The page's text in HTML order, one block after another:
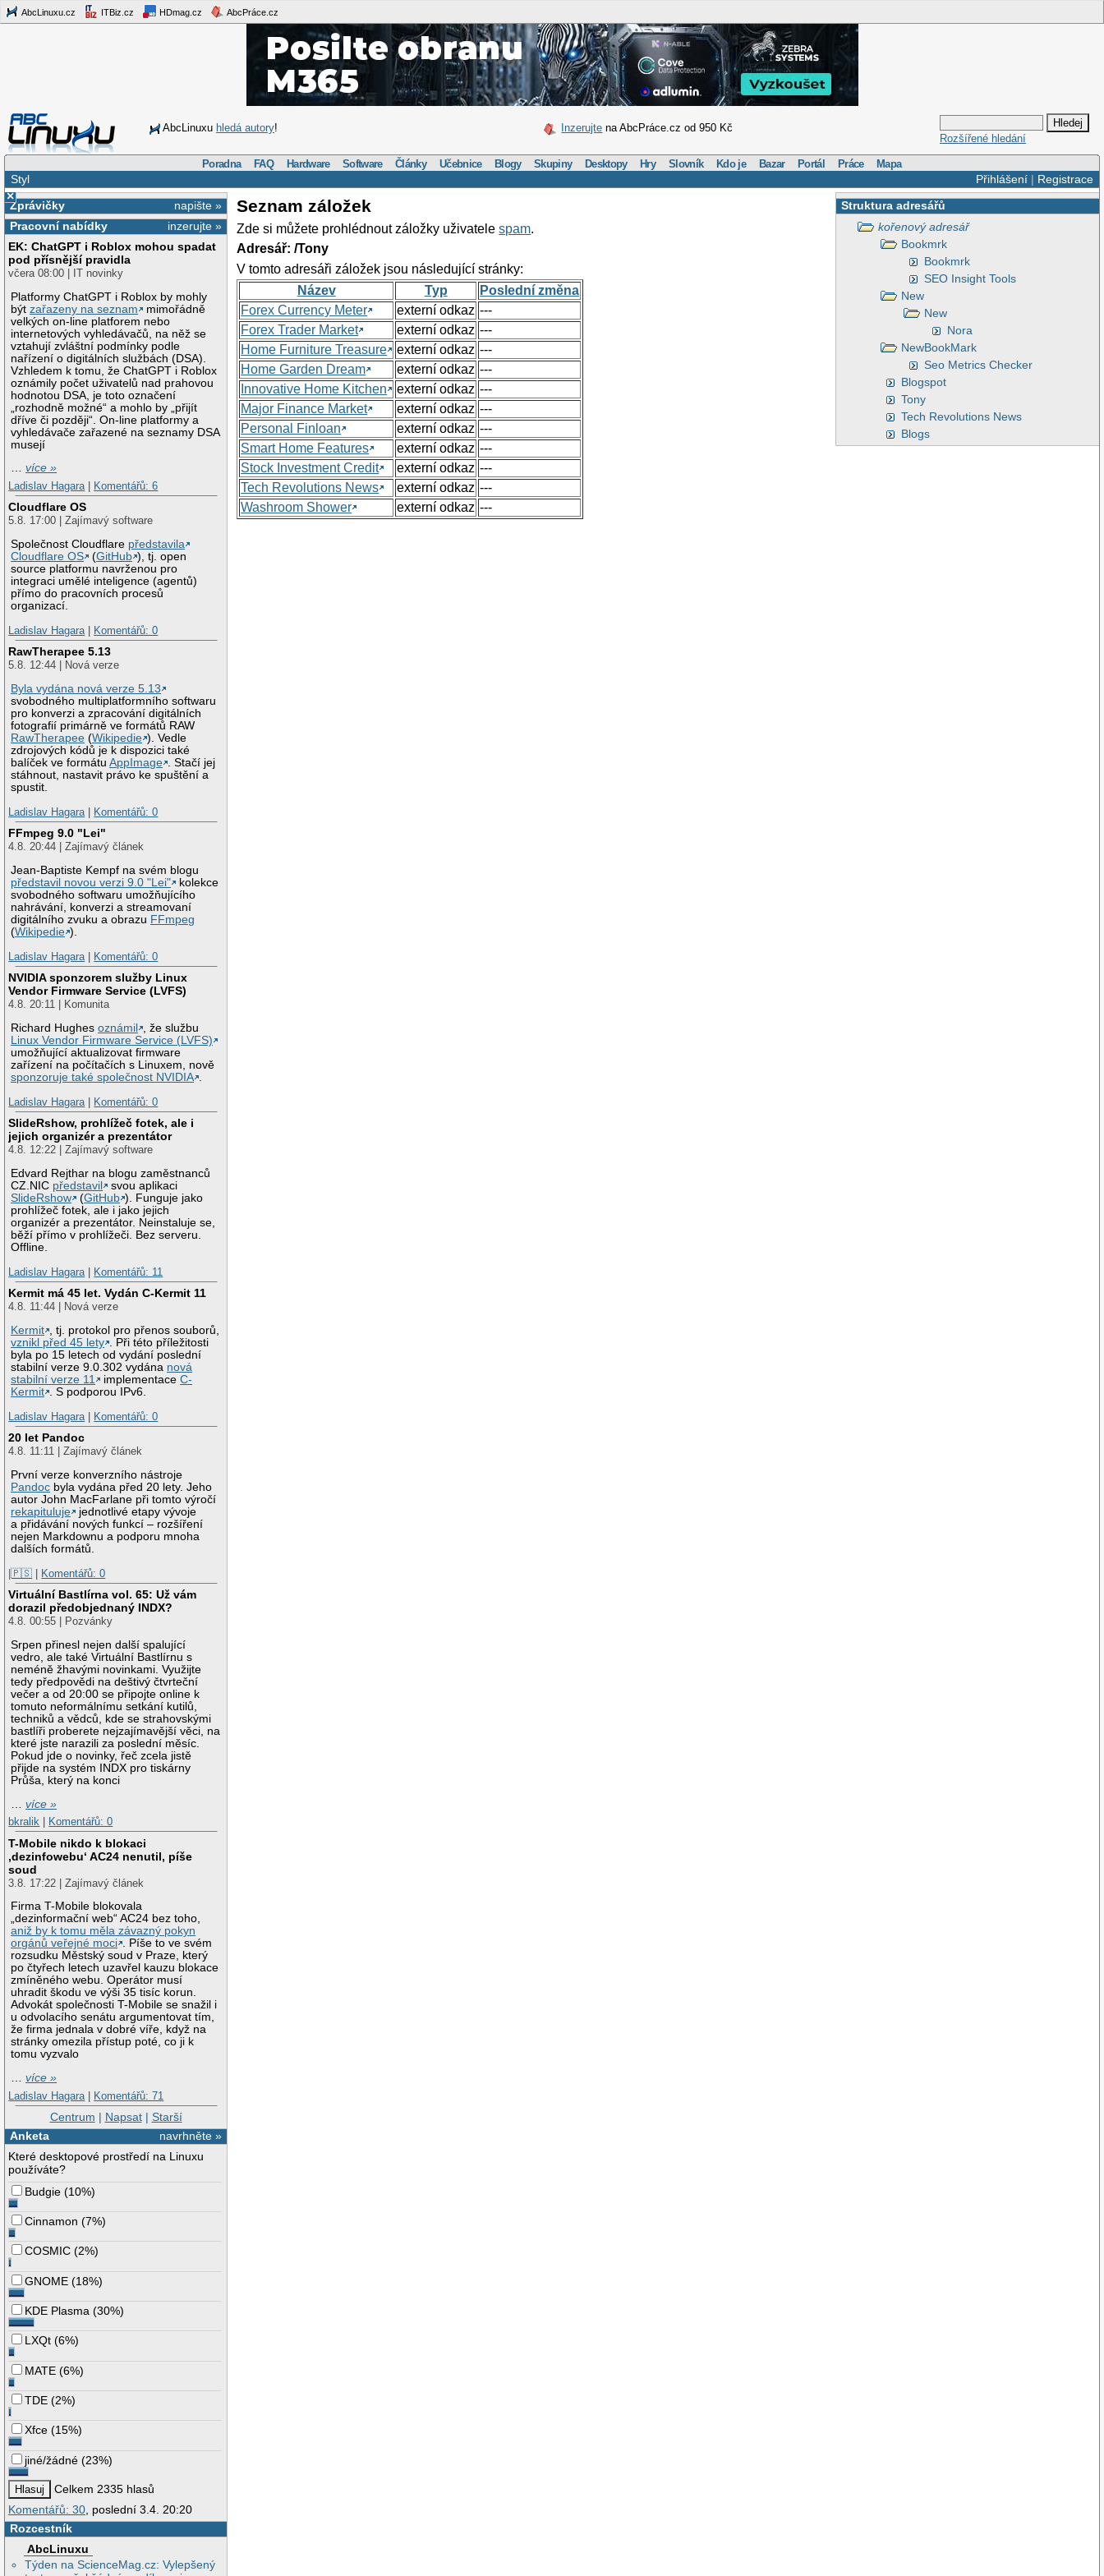
AbcLinuxu.cz ITBiz.cz HDmag.cz AbcPráce.cz
AbcLinuxu hledá autory! Inzerujte na AbcPráce.cz od 950 Kč
Rozšířené hledání
Poradna FAQ Hardware Software Články Učebnice Blogy Skupiny Desktopy Hry Slovník Kdo je Bazar Portál Práce Mapa
Přihlášení| Registrace
Styl
×
napište »
Zprávičky
inzerujte »
Pracovní nabídky
EK: ChatGPT i Roblox mohou spadat
pod přísnější pravidla
včera 08:00 | IT novinky
Platformy ChatGPT i Roblox by mohly
býtzařazeny na seznam
mimořádně
velkých on-line platforem nebo
internetových vyhledávačů, na něž se
vztahují zvláštní podmínky podle
nařízení o digitálních službách (DSA).
Vzhledem k tomu, že ChatGPT i Roblox
oznámily počet uživatelů nad prahovou
hodnotou DSA, je toto označení
„rozhodně možné“ a mohlo by „přijít
dříve či později“. On-line platformy a
vyhledávače zařazené na seznamy DSA
musejí
…více »
Ladislav Hagara
Komentářů: 6
Cloudflare OS
5.8. 17:00 | Zajímavý software
Společnost Cloudflare představila
Cloudflare OS
(GitHub ), tj. open
source platformu navrženou pro
integraci umělé inteligence (agentů)
přímo do pracovních procesů
organizací.
Ladislav Hagara
Komentářů: 0
RawTherapee 5.13
5.8. 12:44 | Nová verze
Byla vydána nová verze 5.13
svobodného multiplatformního softwaru
pro konverzi a zpracování digitálních
fotografií primárně ve formátů RAW
RawTherapee (Wikipedie ). Vedle
zdrojových kódů je k dispozici také
balíček ve formátuAppImage . Stačí jej
stáhnout, nastavit právo ke spuštění a
spustit.
Ladislav Hagara
Komentářů: 0
FFmpeg 9.0 "Lei"
4.8. 20:44 | Zajímavý článek
Jean-Baptiste Kempf na svém blogu
představil novou verzi 9.0 "Lei"
kolekce
svobodného softwaru umožňujícího
nahrávání, konverzi a streamovaní
digitálního zvuku a obrazu FFmpeg
(Wikipedie ).
Ladislav Hagara
Komentářů: 0
NVIDIA sponzorem služby Linux
Vendor Firmware Service (LVFS)
4.8. 20:11 | Komunita
Richard Hughesoznámil
, že službu
Linux Vendor Firmware Service (LVFS)
umožňující aktualizovat firmware
zařízení na počítačích s Linuxem, nově
sponzoruje také společnost NVIDIA .
Ladislav Hagara | Komentářů: 0
SlideRshow, prohlížeč fotek, ale i
jejich organizér a prezentátor
4.8. 12:22 | Zajímavý software
Edvard Rejthar na blogu zaměstnanců
CZ.NIC představil
svou aplikaci
SlideRshow
(GitHub ). Funguje jako
prohlížeč fotek, ale i jako jejich
organizér a prezentátor. Neinstaluje se,
běží přímo v prohlížeči. Bez serveru.
Offline.
Ladislav Hagara | Komentářů: 11
Kermit má 45 let. Vydán C-Kermit 11
4.8. 11:44 | Nová verze
Kermit , tj. protokol pro přenos souborů,
vznikl před 45 lety . Při této příležitosti
byla po 15 letech od vydání poslední
stabilní verze 9.0.302 vydána nová
stabilní verze 11
implementaceC-
Kermit . S podporou IPv6.
Ladislav Hagara | Komentářů: 0
20 let Pandoc
4.8. 11:11 | Zajímavý článek
První verze konverzního nástroje
Pandoc byla vydána před 20 lety. Jeho
autor John MacFarlane při tomto výročí
rekapituluje
jednotlivé etapy vývoje
a přidávání nových funkcí – rozšíření
nejen Markdownu a podporu mnoha
dalších formátů.
|🇵🇸 | Komentářů: 0
Virtuální Bastlírna vol. 65: Už vám
dorazil předobjednaný INDX?
4.8. 00:55 | Pozvánky
Srpen přinesl nejen další spalující
vedro, ale také Virtuální Bastlírnu s
neméně žhavými novinkami. Využijte
tedy předpovědi na deštivý čtvrteční
večer a od 20:00 se připojte online k
tomuto neformálnímu setkání kutilů,
techniků a vědců, kde se strahovskými
bastlíři proberete nejzajímavější věci, na
které jste narazili za poslední měsíc.
Pokud jde o novinky, řeč zcela jistě
přijde na systém INDX pro tiskárny
Průša, který na konci
…více »
bkralik
Komentářů: 0
T-Mobile nikdo k blokaci
‚dezinfowebu‘ AC24 nenutil, píše
soud
3.8. 17:22 | Zajímavý článek
Firma T-Mobile blokovala
„dezinformační web“ AC24 bez toho,
aniž by k tomu měla závazný pokyn
orgánů veřejné moci . Píše to ve svém
rozsudku Městský soud v Praze, který
po čtyřech letech uzavřel kauzu blokace
zmíněného webu. Operátor musí
uhradit škodu ve výši 35 tisíc korun.
Advokát společnosti T-Mobile se snažil i
u odvolacího senátu argumentovat tím,
že firma jednala v dobré víře, když na
stránky omezila přístup poté, co ji k
tomu vyzvalo
…více »
Ladislav Hagara | Komentářů: 71
Centrum | Napsat| Starší
navrhněte »
Anketa
Které desktopové prostředí na Linuxu
používáte?
Budgie (10%)
Cinnamon (7%)
COSMIC (2%)
GNOME (18%)
KDE Plasma (30%)
LXQt (6%)
MATE (6%)
TDE (2%)
Xfce (15%)
jiné/žádné (23%)
Celkem 2335 hlasů
Komentářů: 30, poslední 3.4. 20:20
Rozcestník
AbcLinuxu
Týden na ScienceMag.cz: Vylepšený
Struktura adresářů
kořenový adresář
Bookmrk
Bookmrk
SEO Insight Tools
New
New
Nora
NewBookMark
Seo Metrics Checker
Blogspot
Tony
Tech Revolutions News
Blogs
Seznam záložek
Zde si můžete prohlédnout záložky uživatelespam.
Adresář: /Tony
V tomto adresáři záložek jsou následující stránky:
Název
Typ
Poslední změna
Forex Currency Meter
externí odkaz ---
Forex Trader Market
externí odkaz ---
Home Furniture Treasure
externí odkaz ---
Home Garden Dream
externí odkaz ---
Innovative Home Kitchen
externí odkaz ---
Major Finance Market
externí odkaz ---
Personal Finloan
externí odkaz ---
Smart Home Features
externí odkaz ---
Stock Investment Credit
externí odkaz ---
Tech Revolutions News
externí odkaz ---
Washroom Shower
externí odkaz ---